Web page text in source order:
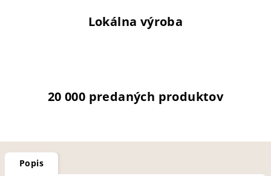
Lokálna výroba
20 000 predaných produktov
Popis